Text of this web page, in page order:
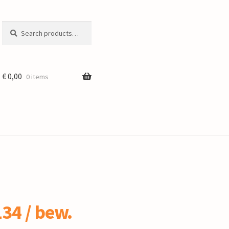
for:
€0,00 0 items
/ bew.